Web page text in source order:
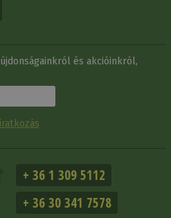
és akcióinkról,
+ 36 1 309 5112
+ 36 30 341 7578